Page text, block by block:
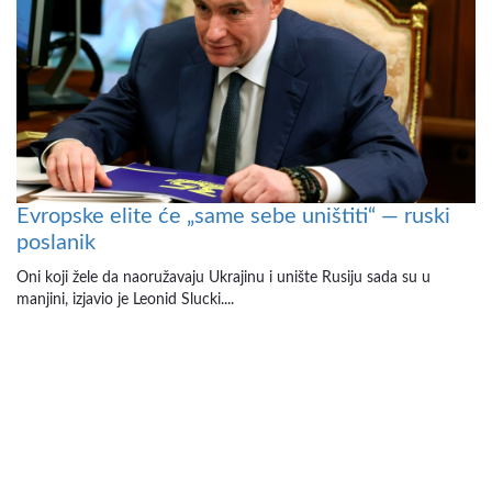
Evropske elite će „same sebe uništiti“ — ruski
poslanik
Oni koji žele da naoružavaju Ukrajinu i unište Rusiju sada su u
manjini, izjavio je Leonid Slucki....